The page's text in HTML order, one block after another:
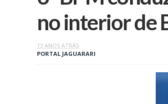
no interior de
13 ANOS ATRÁS
PORTAL JAGUARARI